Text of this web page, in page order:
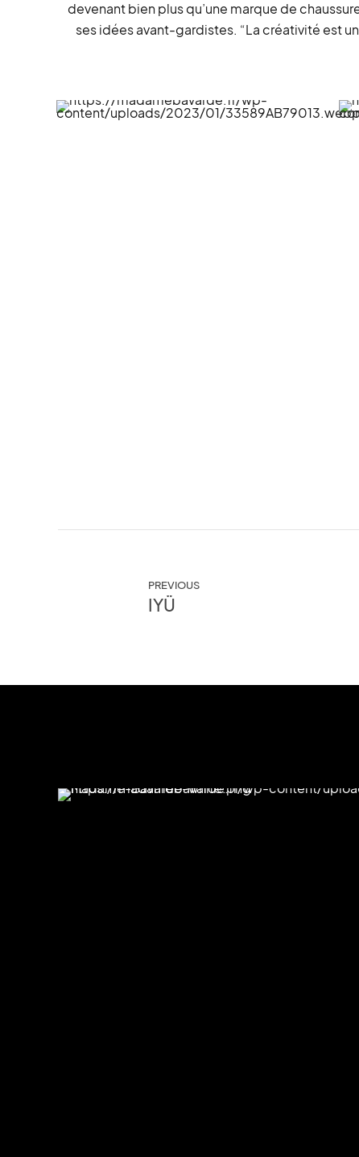
devenant bien plus qu’une marque de
ses idées avant-gardistes. “La créativité est
PREVIOUS
IYÜ